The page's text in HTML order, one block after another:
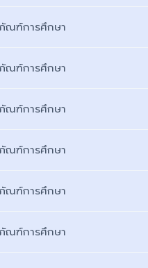
ณฑ์การศึกษา
ณฑ์การศึกษา
ณฑ์การศึกษา
ณฑ์การศึกษา
ณฑ์การศึกษา
ณฑ์การศึกษา